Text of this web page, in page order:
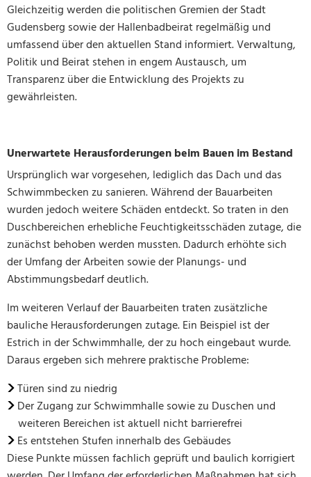
Gleichzeitig werden die politischen Gremien der Stadt
Gudensberg sowie der Hallenbadbeirat regelmäßig und
umfassend über den aktuellen Stand informiert. Verwaltung,
Politik und Beirat stehen in engem Austausch, um
Transparenz über die Entwicklung des Projekts zu
gewährleisten.
Unerwartete Herausforderungen beim Bauen im Bestand
Ursprünglich war vorgesehen, lediglich das Dach und das
Schwimmbecken zu sanieren. Während der Bauarbeiten
wurden jedoch weitere Schäden entdeckt. So traten in den
Duschbereichen erhebliche Feuchtigkeitsschäden zutage, die
zunächst behoben werden mussten. Dadurch erhöhte sich
der Umfang der Arbeiten sowie der Planungs- und
Abstimmungsbedarf deutlich.
Im weiteren Verlauf der Bauarbeiten traten zusätzliche
bauliche Herausforderungen zutage. Ein Beispiel ist der
Estrich in der Schwimmhalle, der zu hoch eingebaut wurde.
Daraus ergeben sich mehrere praktische Probleme:
Türen sind zu niedrig
Der Zugang zur Schwimmhalle sowie zu Duschen und
weiteren Bereichen ist aktuell nicht barrierefrei
Es entstehen Stufen innerhalb des Gebäudes
Diese Punkte müssen fachlich geprüft und baulich korrigiert